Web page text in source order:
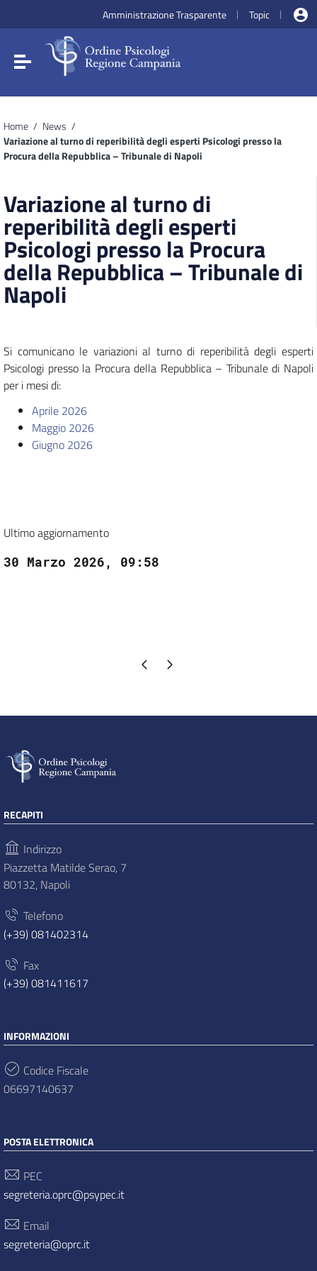
Vai al menu di navigazione
Vai al footer
Amministrazione Trasparente | Topic |
Attiva / disattiva la navigazione
Home / News /
Variazione al turno di reperibilità degli esperti Psicologi presso la
Procura della Repubblica – Tribunale di Napoli
Variazione al turno di
reperibilità degli esperti
Psicologi presso la Procura
della Repubblica – Tribunale di
Napoli
Si comunicano le variazioni al turno di reperibilità degli esperti
Psicologi presso la Procura della Repubblica – Tribunale di Napoli
per i mesi di:
Aprile 2026
Maggio 2026
Giugno 2026
Ultimo aggiornamento
30 Marzo 2026, 09:58
Pagina precedente
Pagina successiva
RECAPITI
Indirizzo
Piazzetta Matilde Serao, 7
80132, Napoli
Telefono
(+39) 081402314
Fax
(+39) 081411617
INFORMAZIONI
Codice Fiscale
06697140637
POSTA ELETTRONICA
PEC
segreteria.oprc@psypec.it
Email
segreteria@oprc.it